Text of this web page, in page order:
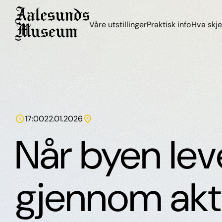
Våre utstillingerPraktisk infoHva
schedule17:0022.01.2026location_on
Når byen
gjennom